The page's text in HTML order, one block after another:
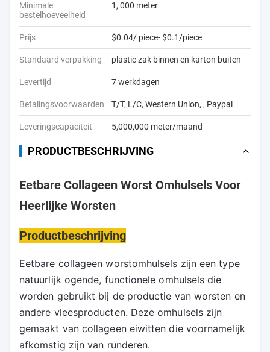
Minimale
bestelhoeveelheid
1, 000 meter
Prijs $0.04/ piece- $0.1/piece
Standaard verpakking plastic zak binnen en karton buiten
Levertijd 7 werkdagen
Betalingsvoorwaarden T/T, L/C, Western Union, , Paypal
Leveringscapaciteit 5,000,000 meter/maand
PRODUCTBESCHRIJVING
Eetbare Collageen Worst Omhulsels Voor
Heerlijke Worsten
Productbeschrijving
Eetbare collageen worstomhulsels zijn een type
natuurlijk ogende, functionele omhulsels die
worden gebruikt bij de productie van worsten en
andere vleesproducten. Deze omhulsels zijn
gemaakt van collageen eiwitten die voornamelijk
afkomstig zijn van runderen.